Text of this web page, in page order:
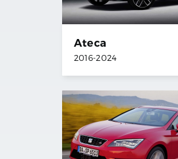
Ateca
2016-2024